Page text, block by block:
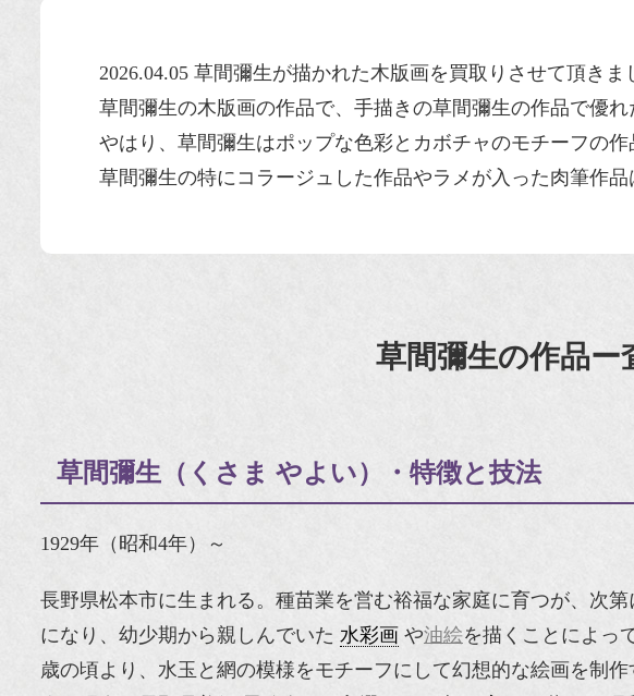
2026.04.05 草間彌生が描かれた木版画を買取りさせて頂きま
草間彌生の木版画の作品で、手描きの草間彌生の作品で優れ
やはり、草間彌生はポップな色彩とカボチャのモチーフの
草間彌生の特にコラージュした作品やラメが入った肉筆作品
草間彌生の作品
草間彌生（くさま やよい）・特徴と技法
1929年（昭和4年）～
長野県松本市に生まれる。種苗業を営む裕福な家庭に育つが、次
になり、幼少期から親しんでいた 水彩画 や油絵を描くことによっ
歳の頃より、水玉と網の模様をモチーフにして幻想的な絵画を制